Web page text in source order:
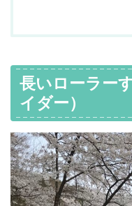
長いローラー
イダー）